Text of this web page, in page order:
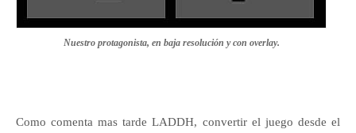
Nuestro protagonista, en baja resolución y con overlay.
Como comenta mas tarde LADDH, convertir el juego desde el